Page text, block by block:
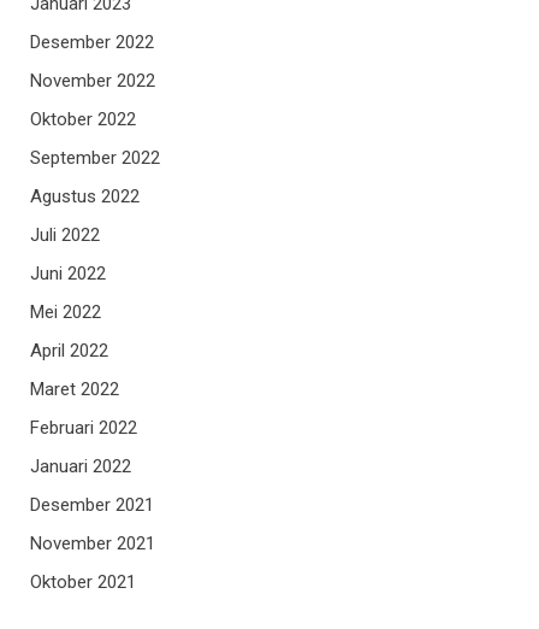
Desember 2022
November 2022
Oktober 2022
September 2022
Agustus 2022
Juli 2022
Juni 2022
Mei 2022
April 2022
Maret 2022
Februari 2022
Januari 2022
Desember 2021
November 2021
Oktober 2021